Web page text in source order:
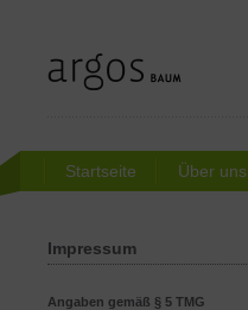
Startseite Über uns
Impressum
Angaben gemäß § 5 TMG